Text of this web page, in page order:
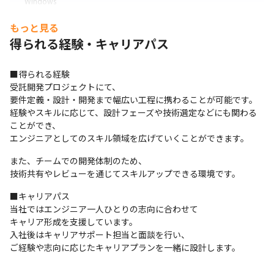
／日鉄テックスエンジ株式会社／日本情報産業株式会社／
株式会社日立システムズ／富士ソフト株式会社／富士通株
式会社／宝ホールディングス株式会社／株式会社豊田自動
織機／豊田通商システムズ株式会社／株式会社豊電子工業
／豊和工業株式会社/NTTドコモソリューションズ株式会
社
会社プロモーションPV
もっと見る
得られる経験・キャリアパス
■得られる経験
受託開発プロジェクトにて、
要件定義・設計・開発まで幅広い工程に携わることが可能です。
経験やスキルに応じて、設計フェーズや技術選定などにも関わる
ことができ、
エンジニアとしてのスキル領域を広げていくことができます。
また、チームでの開発体制のため、
技術共有やレビューを通じてスキルアップできる環境です。
■キャリアパス
当社ではエンジニア一人ひとりの志向に合わせて
キャリア形成を支援しています。
入社後はキャリアサポート担当と面談を行い、
ご経験や志向に応じたキャリアプランを一緒に設計します。